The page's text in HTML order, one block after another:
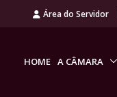
Área do Servidor
HOME A CÂMARA